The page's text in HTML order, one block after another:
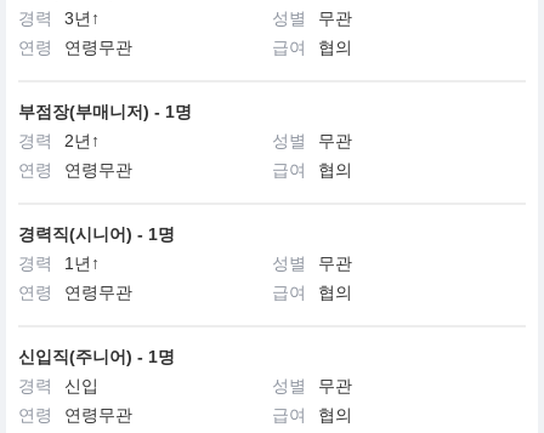
경력
3년↑ 성별
무관
연령
연령무관 급여 협의
부점장(부매니저) - 1명
경력
2년↑ 성별
무관
연령
연령무관 급여 협의
경력직(시니어) - 1명
경력
1년↑ 성별
무관
연령
연령무관 급여 협의
신입직(주니어) - 1명
경력
신입 성별
무관
연령
연령무관 급여 협의